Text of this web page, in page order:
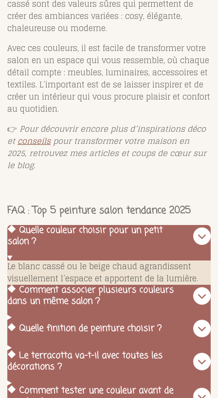
cassé sont des valeurs sûres qui permettent de
créer des ambiances variées : cosy, élégante,
chaleureuse ou moderne.
Avec ces couleurs, il est facile de transformer votre
salon en un espace qui vous ressemble, où chaque
détail compte : meubles, luminaires, accessoires et
textiles. L’important est de se laisser inspirer et de
créer un intérieur qui vous procure plaisir et confort
au quotidien.
👉 Pour découvrir encore plus d’inspirations déco
etconseilspour transformer votre maison en
2025, retrouvez mes articles et coups de cœur sur
le blog.
FAQ : Top 5 peinture salon tendance 2025
🔶 Quelle couleur choisir pour un petit
salon ?
Le blanc cassé ou le beige chaud agrandissent
visuellement l’espace et apportent de la lumière.
🔶 Comment associer plusieurs couleurs
dans un même salon ?
🔶 Quelle finition de peinture choisir ?
🔶 Le terracotta va-t-il avec toutes les
décorations ?
🔶 Comment tester une couleur avant de